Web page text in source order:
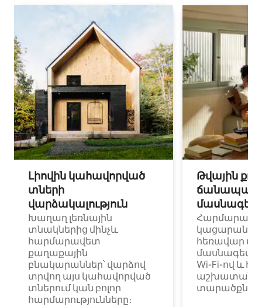
Լիովին կահավորված
տների
վարձակալություն
Խաղաղ լեռնային
տնակներից մինչև
հարմարավետ
քաղաքային
բնակարաններ՝ վարձով
տրվող այս կահավորված
տներում կան բոլոր
հարմարությունները։
Թվային
հեռավար
Wi-Fi-ով և